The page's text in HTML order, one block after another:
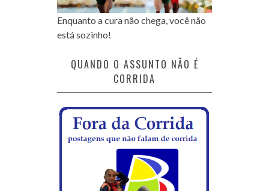
Enquanto a cura não chega, você não
está sozinho!
QUANDO O ASSUNTO NÃO É
CORRIDA